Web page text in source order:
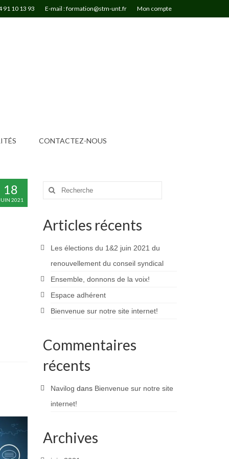
91 10 13 93 E-mail : formation@stm-unt.fr Mon compte
CONTACTEZ-NOUS
18
2021
Rechercher
Articles récents
Les élections du 1&2 juin 2021 du
renouvellement du conseil syndical
Ensemble, donnons de la voix!
Espace adhérent
Bienvenue sur notre site internet!
Commentaires
récents
Navilog dans Bienvenue sur notre site
internet!
Archives